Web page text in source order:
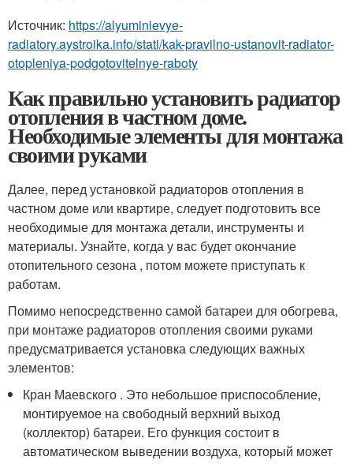
Источник: https://alyuminievye-
radiatory.aystroika.info/stati/kak-pravilno-ustanovit-radiator-
otopleniya-podgotovitelnye-raboty
Как правильно установить радиатор
отопления в частном доме.
Необходимые элементы для монтажа
своими руками
Далее, перед установкой радиаторов отопления в
частном доме или квартире, следует подготовить все
необходимые для монтажа детали, инструменты и
материалы. Узнайте, когда у вас будет окончание
отопительного сезона , потом можете приступать к
работам.
Помимо непосредственно самой батареи для обогрева,
при монтаже радиаторов отопления своими руками
предусматривается установка следующих важных
элементов:
Кран Маевского . Это небольшое приспособление,
монтируемое на свободный верхний выход
(коллектор) батареи. Его функция состоит в
автоматическом выведении воздуха, который может